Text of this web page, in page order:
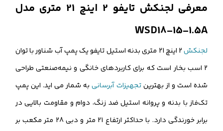
تماس می‌گیرند.
ثبت درخواست مشاوره رایگان
معرفی لجنکش تایفو 2 اینچ 21 متری مدل
WSD18-15-1.5A
لجنکش
2 اینچ 21 متری بدنه استیل تایفو یک پمپ آب شناور با توان
2 اسب بخار است که برای کاربردهای خانگی و نیمه‌صنعتی طراحی
شده است و از بهترینتجهیزات آبرسانی به شمار می اید. این پمپ
تک‌فاز با بدنه و پروانه استیل ضد زنگ، دوام و مقاومت بالایی در
برابر خورندگی دارد. با حداکثر ارتفاع 21 متر و دبی 28 متر مکعب بر